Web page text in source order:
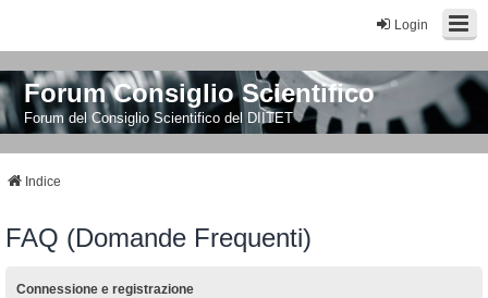
Login
Forum Consiglio Scientifico
Forum del Consiglio Scientifico del DIITET
Indice
FAQ (Domande Frequenti)
Connessione e registrazione